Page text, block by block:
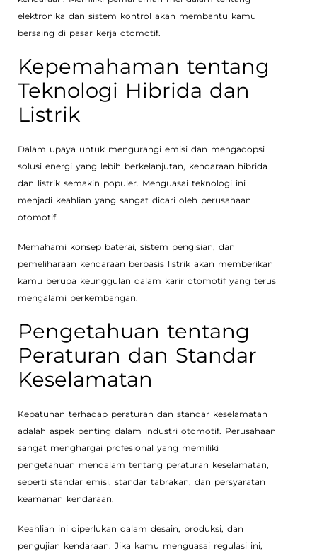
elektronika dan sistem kontrol akan membantu kamu
bersaing di pasar kerja otomotif.
Kepemahaman tentang
Teknologi Hibrida dan
Listrik
Dalam upaya untuk mengurangi emisi dan mengadopsi
solusi energi yang lebih berkelanjutan, kendaraan hibrida
dan listrik semakin populer. Menguasai teknologi ini
menjadi keahlian yang sangat dicari oleh perusahaan
otomotif.
Memahami konsep baterai, sistem pengisian, dan
pemeliharaan kendaraan berbasis listrik akan memberikan
kamu berupa keunggulan dalam karir otomotif yang terus
mengalami perkembangan.
Pengetahuan tentang
Peraturan dan Standar
Keselamatan
Kepatuhan terhadap peraturan dan standar keselamatan
adalah aspek penting dalam industri otomotif. Perusahaan
sangat menghargai profesional yang memiliki
pengetahuan mendalam tentang peraturan keselamatan,
seperti standar emisi, standar tabrakan, dan persyaratan
keamanan kendaraan.
Keahlian ini diperlukan dalam desain, produksi, dan
pengujian kendaraan. Jika kamu menguasai regulasi ini,